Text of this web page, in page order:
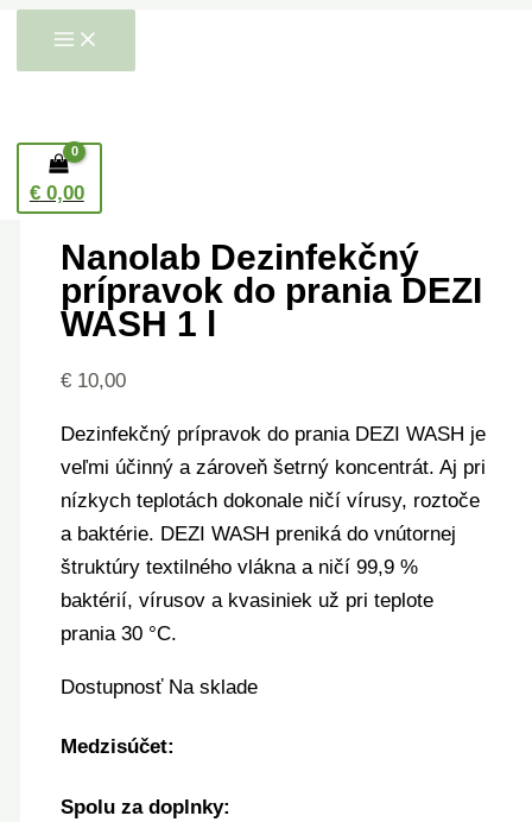
Preskočiť
€0,00
d
n
Dezinfekčný prípravok do prania DEZI WASH 1 l
Dezinfekcia
Nanolab Dezinfekčný
prípravok do prania DEZI
WASH 1 l
€ 10,00
Dezinfekčný prípravok do prania DEZI WASH je
veľmi účinný a zároveň šetrný koncentrát. Aj pri
nízkych teplotách dokonale ničí vírusy, roztoče
a baktérie. DEZI WASH preniká do vnútornej
štruktúry textilného vlákna a ničí 99,9 %
baktérií, vírusov a kvasiniek už pri teplote
prania 30 °C.
Dostupnosť Na sklade
Medzisúčet:
Spolu za doplnky:
množstvo
Nanolab
do
prania
DEZI
WASH
1
l